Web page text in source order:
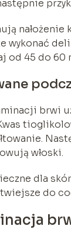
wykonać
od 45 do 60
brwi
włoski.
dla
do